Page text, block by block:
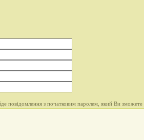
повідомлення з початковим паролем, який Ви зможете